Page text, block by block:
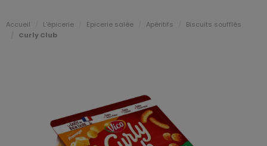
Accueil L'épicerie Epicerie salée Apéritifs
Biscuits soufflés
Curly Club